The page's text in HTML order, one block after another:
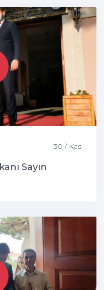
30 / Kas
Sayın